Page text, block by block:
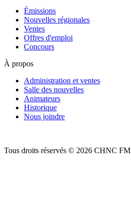
Émissions
Nouvelles régionales
Ventes
Offres d'emploi
Concours
À propos
Administration et ventes
Salle des nouvelles
Animateurs
Historique
Nous joindre
Tous droits réservés © 2026 CHNC FM